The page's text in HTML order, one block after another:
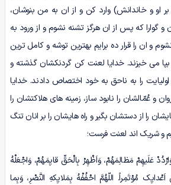
او و خاندانش) وارد کن و از ان به من بنوشان،
و گوارا که پس از ان هرگز تشنه نشوم و از ورود به
و ان را قرار ده برایم بهترین توشه و کامل ترین
بپا می خیزند. خدایا لعنت کن گردنکشان گذشته و
اولیایت را به ناحق به خود اختصاص دادند. خدایا
و عُمّالشان را نابود ساز، زمینه های هلاکتشان را
را از دستشان بگیر و راه هایشان را بر انان تنگ
و شریک اند لعنت فرست؛
عَلَیهِمْ مَظالِمَهُمْ، وَاَظْهِرْ بِالْحَقِّ قایِمَهُمْ، وَاجْعَلْهُ
مُوْتَمِراً. اللّهُمَّ احْفُفْهُ بِمَلایِکهِ النَّصْرِ، وَبِما